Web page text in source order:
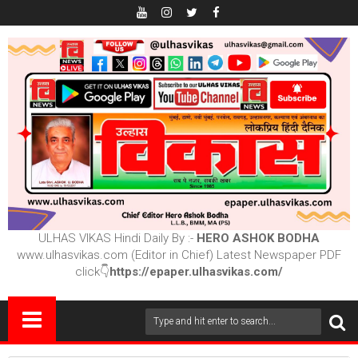
ULHAS VIKAS Hindi Daily By :- HERO ASHOK BODHA
www.ulhasvikas.com (Editor in Chief) Latest Newspaper PDF
click👇https://epaper.ulhasvikas.com/